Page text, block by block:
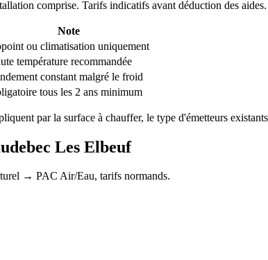
comprise. Tarifs indicatifs avant déduction des aides.
Note
ou climatisation uniquement
température recommandée
constant malgré le froid
tous les 2 ans minimum
par la surface à chauffer, le type d'émetteurs
Les Elbeuf
→ PAC Air/Eau, tarifs normands.